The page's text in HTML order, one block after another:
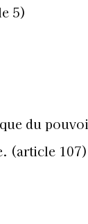
5)
du
(article 107)